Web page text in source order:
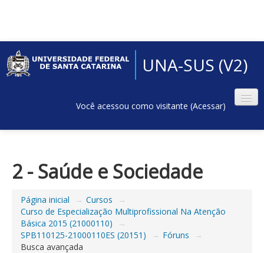
UNA-SUS (V2)
Você acessou como visitante (Acessar)
2 - Saúde e Sociedade
Página inicial → Cursos
→
Curso de Especialização Multiprofissional Na Atenção
Básica 2015 (21000110)
→
SPB110125-21000110ES (20151)
→ Fóruns
→
Busca avançada